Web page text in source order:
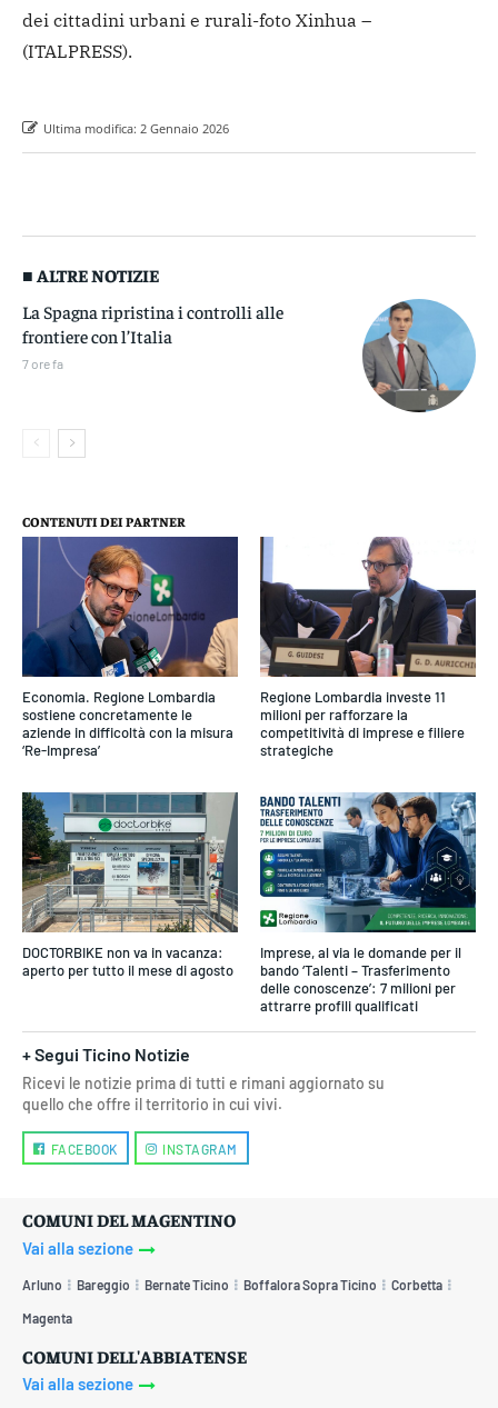
dei cittadini urbani e rurali-foto Xinhua –
(ITALPRESS).
Ultima modifica: 2 Gennaio 2026
■ ALTRE NOTIZIE
La Spagna ripristina i controlli alle
frontiere con l’Italia
7 ore fa
CONTENUTI DEI PARTNER
Economia. Regione Lombardia
sostiene concretamente le
aziende in difficoltà con la misura
‘Re-Impresa’
DOCTORBIKE non va in vacanza:
aperto per tutto il mese di agosto
Regione Lombardia investe 11
milioni per rafforzare la
competitività di imprese e filiere
strategiche
Imprese, al via le domande per il
bando ‘Talenti – Trasferimento
delle conoscenze’: 7 milioni per
attrarre profili qualificati
+ Segui Ticino Notizie
Ricevi le notizie prima di tutti e rimani aggiornato su
quello che offre il territorio in cui vivi.
FACEBOOK INSTAGRAM
COMUNI DEL MAGENTINO
Vai alla sezione
Arluno Bareggio Bernate Ticino Boffalora Sopra Ticino Corbetta
Magenta
COMUNI DELL'ABBIATENSE
Vai alla sezione